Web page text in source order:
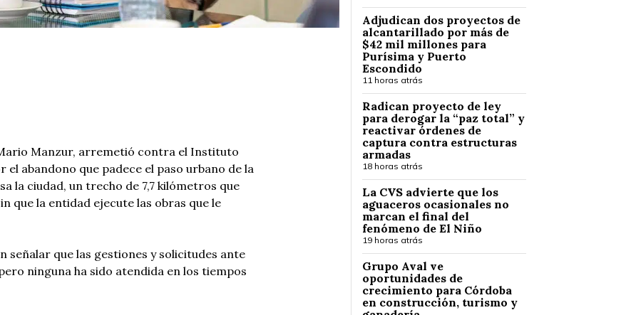
Manzur, arremetió contra el Instituto
el abandono que padece el paso urbano de la
la ciudad, un trecho de 7,7 kilómetros que
que la entidad ejecute las obras que le
señalar que las gestiones y solicitudes ante
ninguna ha sido atendida en los tiempos
Adjudican dos proyectos de
alcantarillado por más de
$42 mil millones para
Purísima y Puerto
Escondido
11 horas atrás
Radican proyecto de ley
para derogar la “paz total” y
reactivar órdenes de
captura contra estructuras
armadas
18 horas atrás
La CVS advierte que los
aguaceros ocasionales no
marcan el final del
fenómeno de El Niño
19 horas atrás
Grupo Aval ve
oportunidades de
crecimiento para Córdoba
en construcción, turismo y